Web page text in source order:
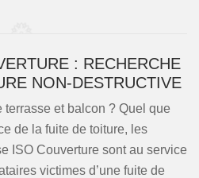
: RECHERCHE
NON-DESTRUCTIVE
terrasse et balcon ? Quel que
de la fuite de toiture, les
ISO Couverture sont au service
victimes d’une fuite de